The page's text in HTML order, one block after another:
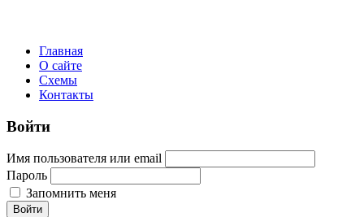
Главная
О сайте
Схемы
Контакты
Войти
Имя пользователя или email
Пароль
Запомнить меня
Войти